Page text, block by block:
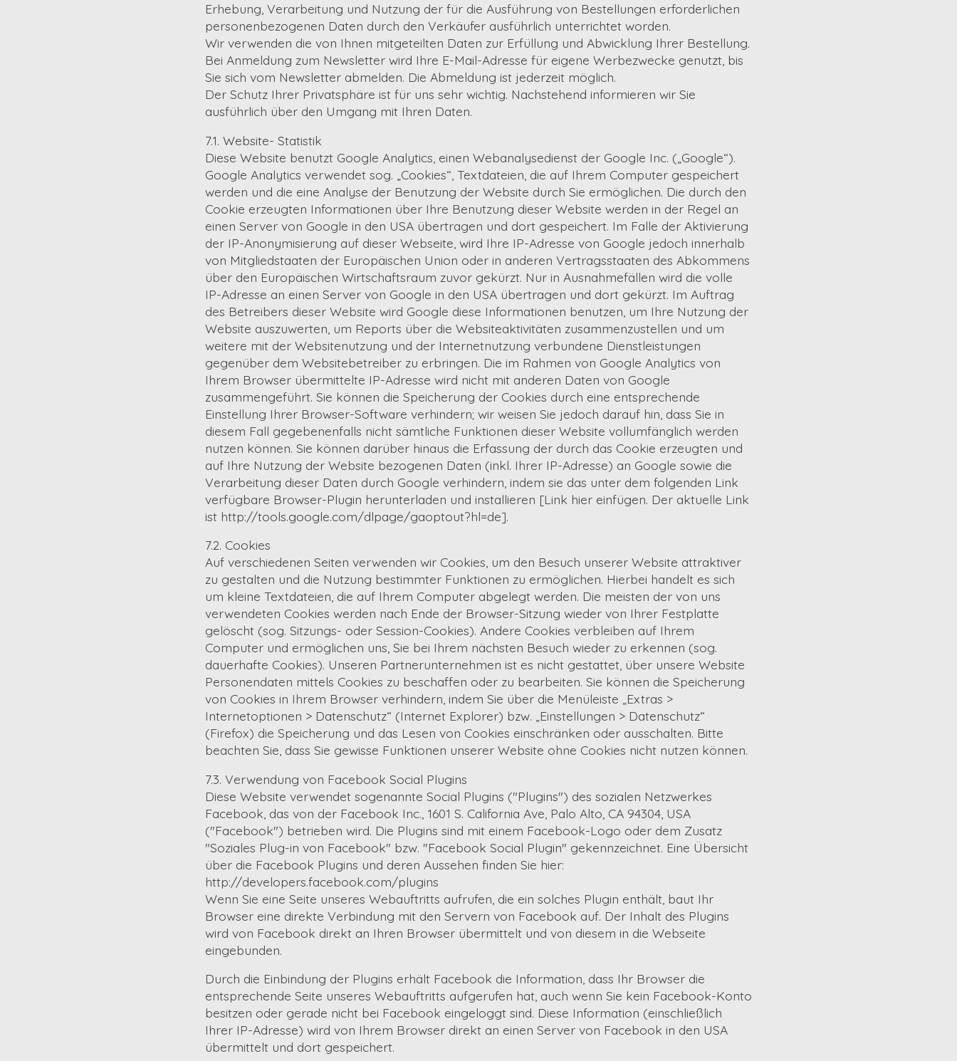
Erhebung, Verarbeitung und Nutzung der für die Ausführung von Bestellungen erforderlichen
personenbezogenen Daten durch den Verkäufer ausführlich unterrichtet worden.
Wir verwenden die von Ihnen mitgeteilten Daten zur Erfüllung und Abwicklung Ihrer Bestellung.
Bei Anmeldung zum Newsletter wird Ihre E-Mail-Adresse für eigene Werbezwecke genutzt, bis
Sie sich vom Newsletter abmelden. Die Abmeldung ist jederzeit möglich.
Der Schutz Ihrer Privatsphäre ist für uns sehr wichtig. Nachstehend informieren wir Sie
ausführlich über den Umgang mit Ihren Daten.
7.1. Website- Statistik
Diese Website benutzt Google Analytics, einen Webanalysedienst der Google Inc. („Google“).
Google Analytics verwendet sog. „Cookies“, Textdateien, die auf Ihrem Computer gespeichert
werden und die eine Analyse der Benutzung der Website durch Sie ermöglichen. Die durch den
Cookie erzeugten Informationen über Ihre Benutzung dieser Website werden in der Regel an
einen Server von Google in den USA übertragen und dort gespeichert. Im Falle der Aktivierung
der IP-Anonymisierung auf dieser Webseite, wird Ihre IP-Adresse von Google jedoch innerhalb
von Mitgliedstaaten der Europäischen Union oder in anderen Vertragsstaaten des Abkommens
über den Europäischen Wirtschaftsraum zuvor gekürzt. Nur in Ausnahmefällen wird die volle
IP-Adresse an einen Server von Google in den USA übertragen und dort gekürzt. Im Auftrag
des Betreibers dieser Website wird Google diese Informationen benutzen, um Ihre Nutzung der
Website auszuwerten, um Reports über die Websiteaktivitäten zusammenzustellen und um
weitere mit der Websitenutzung und der Internetnutzung verbundene Dienstleistungen
gegenüber dem Websitebetreiber zu erbringen. Die im Rahmen von Google Analytics von
Ihrem Browser übermittelte IP-Adresse wird nicht mit anderen Daten von Google
zusammengeführt. Sie können die Speicherung der Cookies durch eine entsprechende
Einstellung Ihrer Browser-Software verhindern; wir weisen Sie jedoch darauf hin, dass Sie in
diesem Fall gegebenenfalls nicht sämtliche Funktionen dieser Website vollumfänglich werden
nutzen können. Sie können darüber hinaus die Erfassung der durch das Cookie erzeugten und
auf Ihre Nutzung der Website bezogenen Daten (inkl. Ihrer IP-Adresse) an Google sowie die
Verarbeitung dieser Daten durch Google verhindern, indem sie das unter dem folgenden Link
verfügbare Browser-Plugin herunterladen und installieren [Link hier einfügen. Der aktuelle Link
ist http://tools.google.com/dlpage/gaoptout?hl=de].
7.2. Cookies
Auf verschiedenen Seiten verwenden wir Cookies, um den Besuch unserer Website attraktiver
zu gestalten und die Nutzung bestimmter Funktionen zu ermöglichen. Hierbei handelt es sich
um kleine Textdateien, die auf Ihrem Computer abgelegt werden. Die meisten der von uns
verwendeten Cookies werden nach Ende der Browser-Sitzung wieder von Ihrer Festplatte
gelöscht (sog. Sitzungs- oder Session-Cookies). Andere Cookies verbleiben auf Ihrem
Computer und ermöglichen uns, Sie bei Ihrem nächsten Besuch wieder zu erkennen (sog.
dauerhafte Cookies). Unseren Partnerunternehmen ist es nicht gestattet, über unsere Website
Personendaten mittels Cookies zu beschaffen oder zu bearbeiten. Sie können die Speicherung
von Cookies in Ihrem Browser verhindern, indem Sie über die Menüleiste „Extras >
Internetoptionen > Datenschutz“ (Internet Explorer) bzw. „Einstellungen > Datenschutz“
(Firefox) die Speicherung und das Lesen von Cookies einschränken oder ausschalten. Bitte
beachten Sie, dass Sie gewisse Funktionen unserer Website ohne Cookies nicht nutzen können.
7.3. Verwendung von Facebook Social Plugins
Diese Website verwendet sogenannte Social Plugins ("Plugins") des sozialen Netzwerkes
Facebook, das von der Facebook Inc., 1601 S. California Ave, Palo Alto, CA 94304, USA
("Facebook") betrieben wird. Die Plugins sind mit einem Facebook-Logo oder dem Zusatz
"Soziales Plug-in von Facebook" bzw. "Facebook Social Plugin" gekennzeichnet. Eine Übersicht
über die Facebook Plugins und deren Aussehen finden Sie hier:
http://developers.facebook.com/plugins
Wenn Sie eine Seite unseres Webauftritts aufrufen, die ein solches Plugin enthält, baut Ihr
Browser eine direkte Verbindung mit den Servern von Facebook auf. Der Inhalt des Plugins
wird von Facebook direkt an Ihren Browser übermittelt und von diesem in die Webseite
eingebunden.
Durch die Einbindung der Plugins erhält Facebook die Information, dass Ihr Browser die
entsprechende Seite unseres Webauftritts aufgerufen hat, auch wenn Sie kein Facebook-Konto
besitzen oder gerade nicht bei Facebook eingeloggt sind. Diese Information (einschließlich
Ihrer IP-Adresse) wird von Ihrem Browser direkt an einen Server von Facebook in den USA
übermittelt und dort gespeichert.